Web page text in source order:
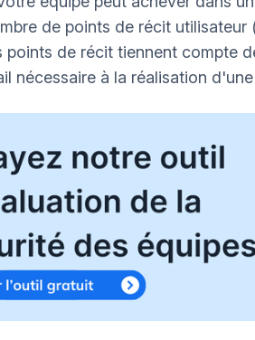
de points de récit
points de récit tiennent compte
nécessaire à la réalisation